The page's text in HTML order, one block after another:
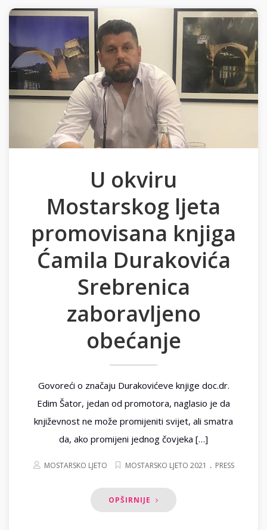
U okviru
Mostarskog ljeta
promovisana knjiga
Ćamila Durakovića
Srebrenica
zaboravljeno
obećanje
Govoreći o značaju Durakovićeve knjige doc.dr.
Edim Šator, jedan od promotora, naglasio je da
književnost ne može promijeniti svijet, ali smatra
da, ako promijeni jednog čovjeka […]
MOSTARSKO LJETO MOSTARSKO LJETO 2021 . PRESS
OPŠIRNIJE